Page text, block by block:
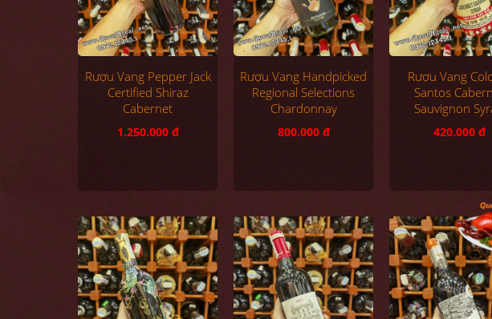
Rượu Vang Pepper Jack
Certified Shiraz
Cabernet
1.250.000 đ
Rượu Vang Handpicked
Regional Selections
Chardonnay
800.000 đ
Rượu Vang
Santos
Sauvignon
420.000 đ